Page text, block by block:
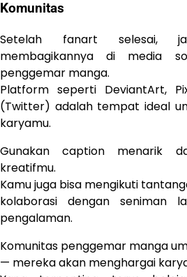
Komunitas
Setelah fanart selesai,
membagikannya di media
penggemar manga.
Platform seperti DeviantArt,
(Twitter) adalah tempat ideal
karyamu.
Gunakan caption menarik
kreatifmu.
Kamu juga bisa mengikuti
kolaborasi dengan seniman
pengalaman.
Komunitas penggemar manga
— mereka akan menghargai